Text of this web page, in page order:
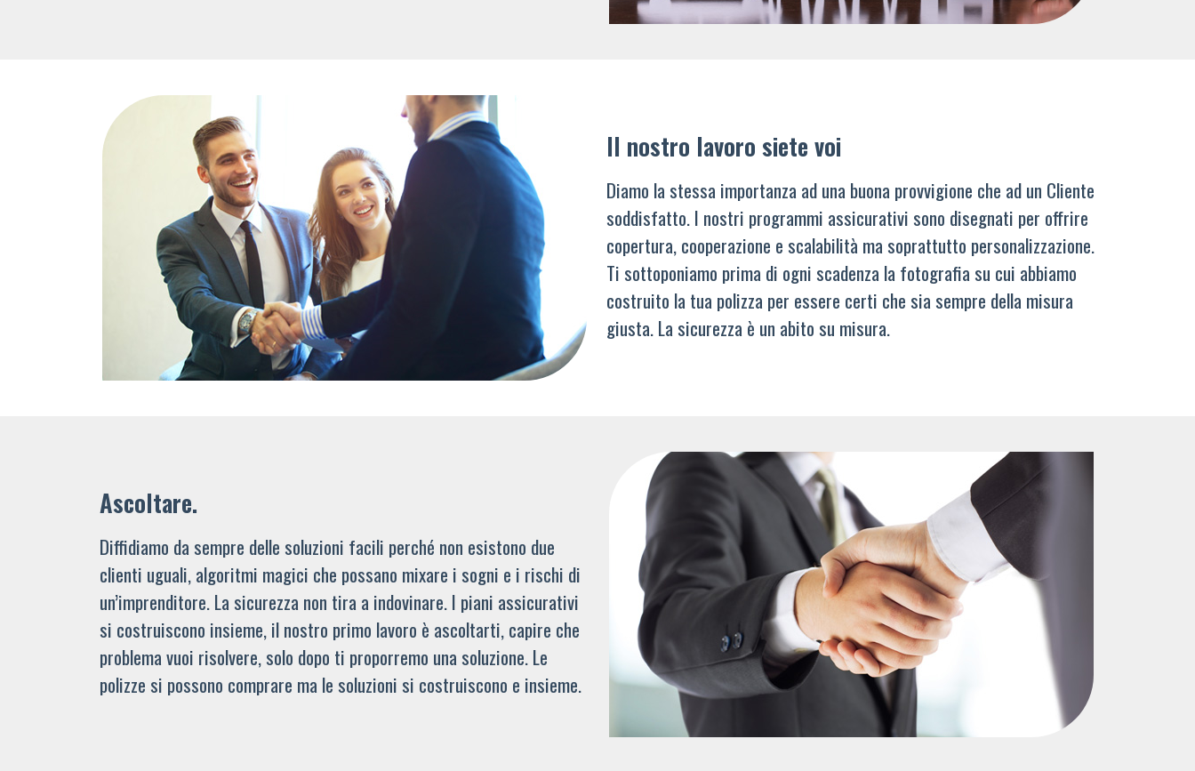
Il nostro lavoro siete voi
Diamo la stessa importanza ad una buona provvigione che ad un Cliente
soddisfatto. I nostri programmi assicurativi sono disegnati per offrire
copertura, cooperazione e scalabilità ma soprattutto personalizzazione.
Ti sottoponiamo prima di ogni scadenza la fotografia su cui abbiamo
costruito la tua polizza per essere certi che sia sempre della misura
giusta. La sicurezza è un abito su misura.
Ascoltare.
Diffidiamo da sempre delle soluzioni facili perché non esistono due
clienti uguali, algoritmi magici che possano mixare i sogni e i rischi di
un’imprenditore. La sicurezza non tira a indovinare. I piani assicurativi
si costruiscono insieme, il nostro primo lavoro è ascoltarti, capire che
problema vuoi risolvere, solo dopo ti proporremo una soluzione. Le
polizze si possono comprare ma le soluzioni si costruiscono e insieme.